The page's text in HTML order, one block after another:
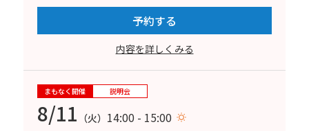
予約する
内容を詳しくみる
まもなく開催 説明会
8/11 （火） 14:00 - 15:00